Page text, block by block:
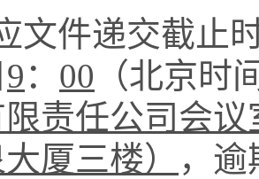
文件递交截止
9 ： 00 （北京时
责任公司会
厦三楼）
，